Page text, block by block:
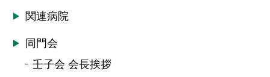
関連病院
同門会
壬子会 会長挨拶